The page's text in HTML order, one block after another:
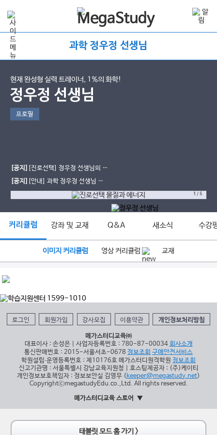
과학 정우정 선생님
현재 완성형 실력 트레이너, 1%의 화학!
정우정 선생님
프로필
[공지] [진로선택] 정우정 선생님의 물
질과 에너지 & 화학 반응의 세계
[공지] [안내] 과학 정우정 선생님 여
름방학 MEXX 현장강의 안내
1 /5
커리큘럼 강좌 및 교재 Q&A 새소식 수강
이미지 커리큘럼 영상 커리큘럼 교재
로그인 회원가입 강사모집 이용약관 개인정보처리방침
메가스터디교육㈜
대표이사 : 손성은 | 사업자등록번호 : 780-87-00034 회사소개
통신판매번호 : 2015-서울서초-0678 정보조회 구매안전서비스
학원설립∙운영등록번호 : 제10176호 메가스터디원격학원 정보조회
신고기관명 : 서울특별시 강남교육지원청 | 호스팅제공자 : (주)케이티
개인정보보호책임자 : 정보보안실 김영무 (keeper@megastudy.net)
CopyrightⓒmegastudyEdu.co.,Ltd. All rights reserved.
메가스터디교육 스토어
태블릿 모드 홈 가기 >